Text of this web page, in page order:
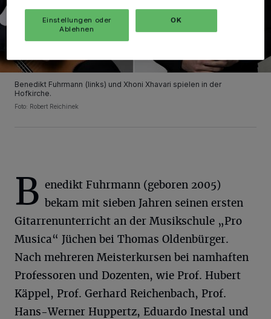
Benedikt Fuhrmann (links) und Xhoni Xhavari spielen in der
Hofkirche.
Foto: Robert Reichinek
B enedikt Fuhrmann (geboren 2005)
bekam mit sieben Jahren seinen ersten
Gitarrenunterricht an der Musikschule „Pro
Musica“ Jüchen bei Thomas Oldenbürger.
Nach mehreren Meisterkursen bei namhaften
Professoren und Dozenten, wie Prof. Hubert
Käppel, Prof. Gerhard Reichenbach, Prof.
Hans-Werner Huppertz, Eduardo Inestal und
Einstellungen oder
Ablehnen
OK